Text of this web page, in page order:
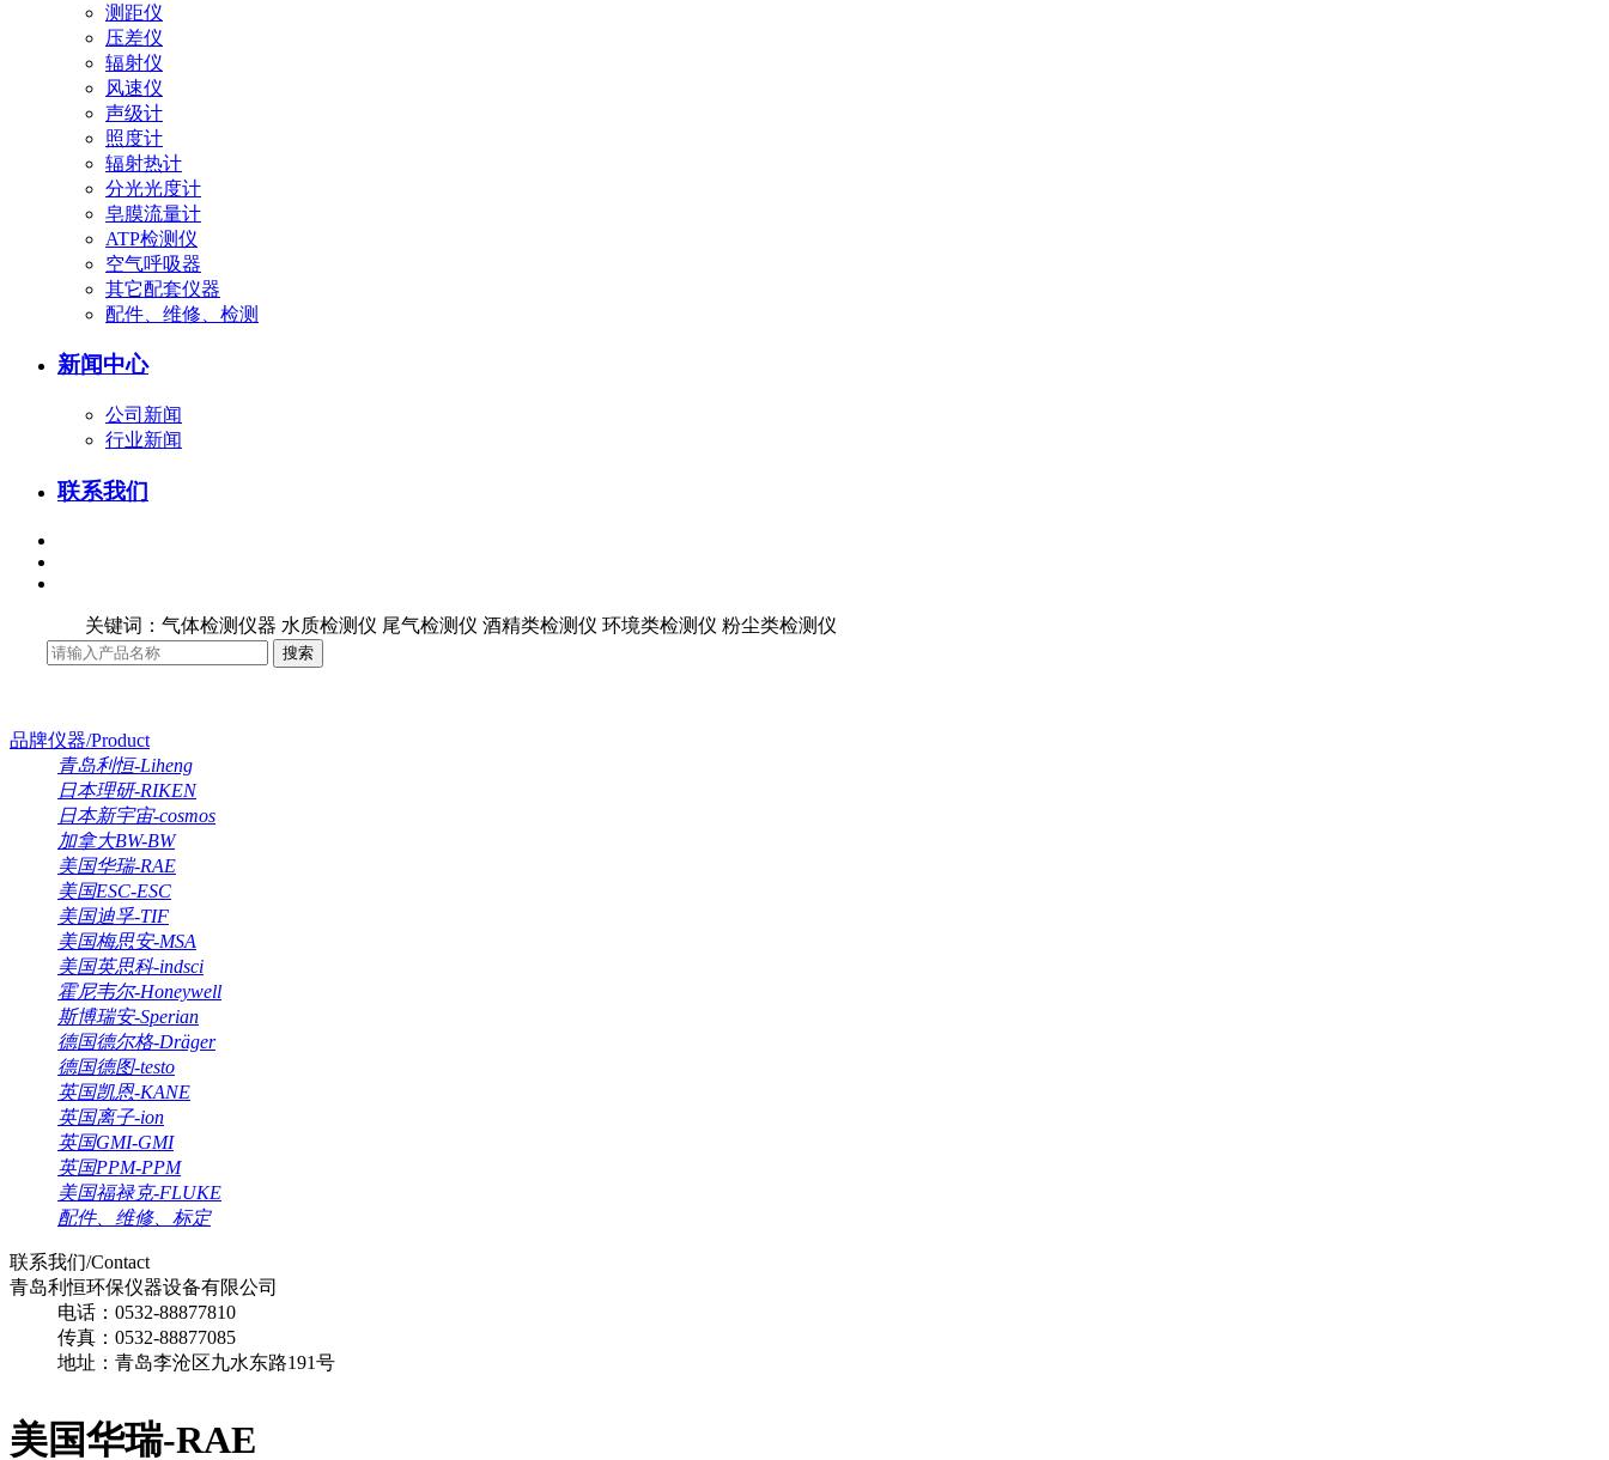
测距仪
压差仪
辐射仪
风速仪
声级计
照度计
辐射热计
分光光度计
皂膜流量计
ATP检测仪
空气呼吸器
其它配套仪器
配件、维修、检测
新闻中心
公司新闻
行业新闻
联系我们
关键词：气体检测仪器 水质检测仪 尾气检测仪 酒精类检测仪 环境类检测仪 粉尘类检测仪
品牌仪器/Product
青岛利恒-Liheng
日本理研-RIKEN
日本新宇宙-cosmos
加拿大BW-BW
美国华瑞-RAE
美国ESC-ESC
美国迪孚-TIF
美国梅思安-MSA
美国英思科-indsci
霍尼韦尔-Honeywell
斯博瑞安-Sperian
德国德尔格-Dräger
德国德图-testo
英国凯恩-KANE
英国离子-ion
英国GMI-GMI
英国PPM-PPM
美国福禄克-FLUKE
配件、维修、标定
联系我们/Contact
青岛利恒环保仪器设备有限公司
电话：0532-88877810
传真：0532-88877085
地址：青岛李沧区九水东路191号
美国华瑞-RAE